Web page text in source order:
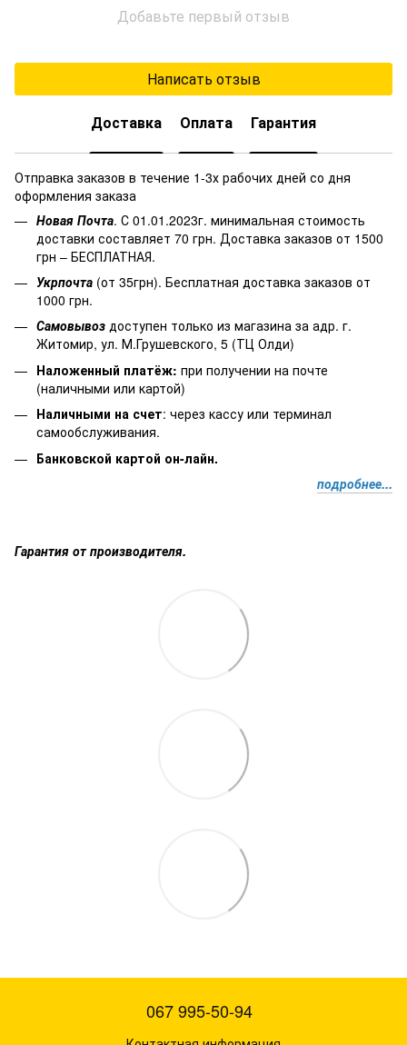
Добавьте первый отзыв
Написать отзыв
Доставка Оплата Гарантия
Отправка заказов в течение 1-3х рабочих дней со дня
оформления заказа
Новая Почта. С 01.01.2023г. минимальная стоимость
доставки составляет 70 грн. Доставка заказов от 1500
грн – БЕСПЛАТНАЯ.
Укрпочта (от 35грн). Бесплатная доставка заказов от
1000 грн.
Самовывоз доступен только из магазина за адр. г.
Житомир, ул. М.Грушевского, 5 (ТЦ Олди)
Наложенный платёж: при получении на почте
(наличными или картой)
Наличными на счет: через кассу или терминал
самообслуживания.
Банковской картой он-лайн.
подробнее...
Гарантия от производителя.
067 995-50-94